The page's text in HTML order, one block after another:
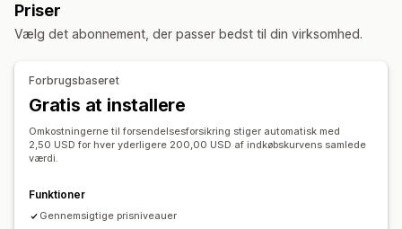
Beskadigede pakker
Administration af reklamationer
Automatisk håndtering Portal til reklamationer
Anmodningsformular
Kontrolpanel til reklamationer
Priser
Vælg det abonnement, der passer bedst til din virksomhed.
Forbrugsbaseret
Gratis at installere
Omkostningerne til forsendelsesforsikring stiger automatisk med
2,50 USD for hver yderligere 200,00 USD af indkøbskurvens samlede
værdi.
Funktioner
Gennemsigtige prisniveauer